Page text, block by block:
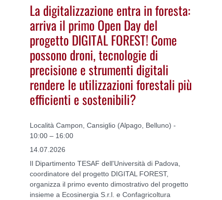
La digitalizzazione entra in foresta:
arriva il primo Open Day del
progetto DIGITAL FOREST! Come
possono droni, tecnologie di
precisione e strumenti digitali
rendere le utilizzazioni forestali più
efficienti e sostenibili?
Località Campon, Cansiglio (Alpago, Belluno) -
10:00 – 16:00
14.07.2026
Il Dipartimento TESAF dell'Università di Padova,
coordinatore del progetto DIGITAL FOREST,
organizza il primo evento dimostrativo del progetto
insieme a Ecosinergia S.r.l. e Confagricoltura